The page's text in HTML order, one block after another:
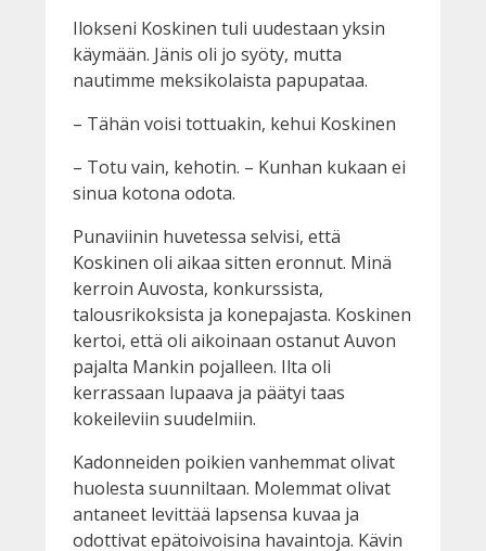
Ilokseni Koskinen tuli uudestaan yksin
käymään. Jänis oli jo syöty, mutta
nautimme meksikolaista papupataa.
– Tähän voisi tottuakin, kehui Koskinen
– Totu vain, kehotin. – Kunhan kukaan ei
sinua kotona odota.
Punaviinin huvetessa selvisi, että
Koskinen oli aikaa sitten eronnut. Minä
kerroin Auvosta, konkurssista,
talousrikoksista ja konepajasta. Koskinen
kertoi, että oli aikoinaan ostanut Auvon
pajalta Mankin pojalleen. Ilta oli
kerrassaan lupaava ja päätyi taas
kokeileviin suudelmiin.
Kadonneiden poikien vanhemmat olivat
huolesta suunniltaan. Molemmat olivat
antaneet levittää lapsensa kuvaa ja
odottivat epätoivoisina havaintoja. Kävin